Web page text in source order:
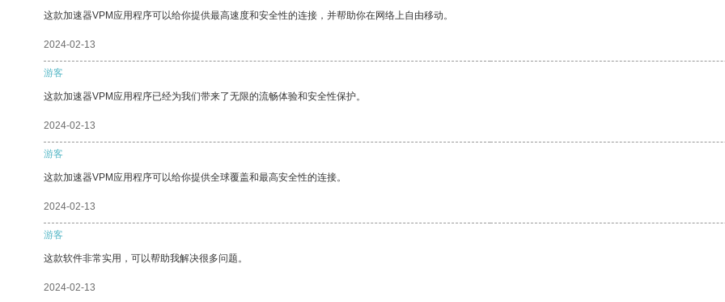
这款加速器VPM应用程序可以给你提供最高速度和安全性的连接，并帮助你在网络上自由移动。
2024-02-13
游客
这款加速器VPM应用程序已经为我们带来了无限的流畅体验和安全性保护。
2024-02-13
游客
这款加速器VPM应用程序可以给你提供全球覆盖和最高安全性的连接。
2024-02-13
游客
这款软件非常实用，可以帮助我解决很多问题。
2024-02-13